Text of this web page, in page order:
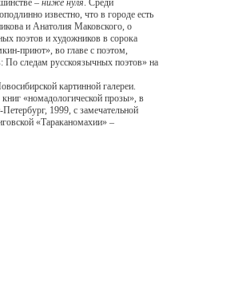
– ниже нуля. Среди
известно, что в городе есть
и Анатолия Маковского, о
поэтов и художников в сорока
приют», во главе с поэтом,
следам русскоязычных поэтов» на
картинной галереи.
«номадологической прозы», в
1999, с замечательной
«Тараканомахии» –